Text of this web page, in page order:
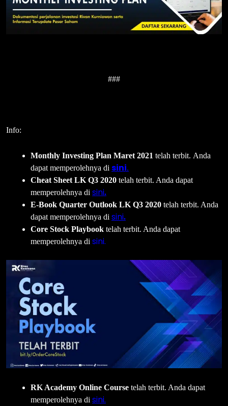
###
Info:
Monthly Investing Plan Maret 2021 telah terbit. Anda
dapat memperolehnya di sini.
Cheat Sheet LK Q3 2020 telah terbit. Anda dapat
memperolehnya di sini.
E-Book Quarter Outlook LK Q3 2020 telah terbit. Anda
dapat memperolehnya di sini.
Core Stock Playbook telah terbit. Anda dapat
memperolehnya di sini.
RK Academy Online Course telah terbit. Anda dapat
memperolehnya di sini.